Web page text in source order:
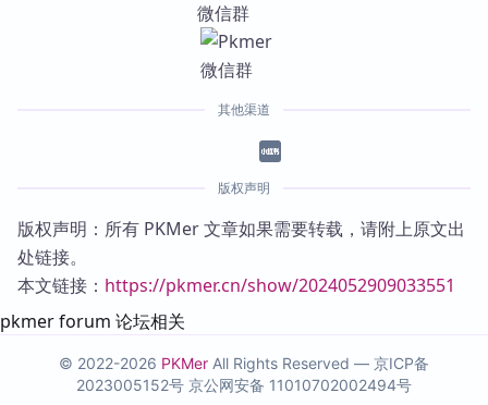
微信群
其他渠道
版权声明
版权声明：所有 PKMer 文章如果需要转载，请附上原文出
处链接。
本文链接： https://pkmer.cn/show/2024052909033551
pkmer forum 论坛相关
© 2022-2026 PKMer All Rights Reserved — 京ICP备
2023005152号 京公网安备 11010702002494号